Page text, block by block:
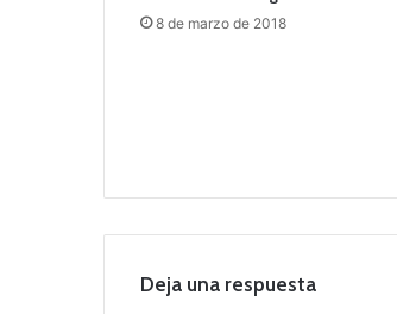
8 de marzo de 2018
Deja una respuesta